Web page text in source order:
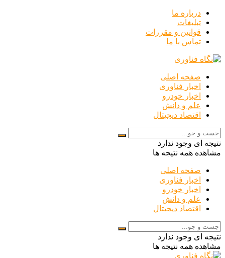
درباره ما
تبلیغات
قوانین و مقررات
تماس با ما
صفحه اصلی
اخبار فناوری
اخبار خودرو
علم و دانش
اقتصاد دیجیتال
نتیجه ای وجود ندارد
مشاهده همه نتیجه ها
صفحه اصلی
اخبار فناوری
اخبار خودرو
علم و دانش
اقتصاد دیجیتال
نتیجه ای وجود ندارد
مشاهده همه نتیجه ها